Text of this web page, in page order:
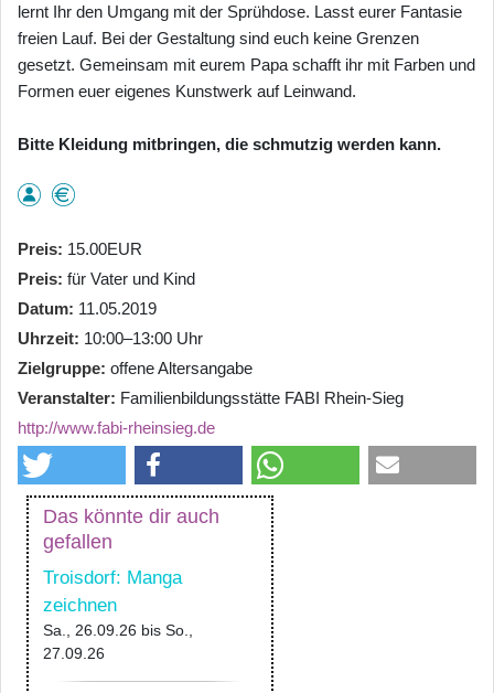
lernt Ihr den Umgang mit der Sprühdose. Lasst eurer Fantasie
freien Lauf. Bei der Gestaltung sind euch keine Grenzen
gesetzt. Gemeinsam mit eurem Papa schafft ihr mit Farben und
Formen euer eigenes Kunstwerk auf Leinwand.
Bitte Kleidung mitbringen, die schmutzig werden kann.
Preis 15.00EUR
Preis für Vater und Kind
Datum 11.05.2019
Uhrzeit 10:00–13:00 Uhr
Zielgruppe offene Altersangabe
Veranstalter Familienbildungsstätte FABI Rhein-Sieg
http://www.fabi-rheinsieg.de
Das könnte dir auch
gefallen
Troisdorf: Manga
zeichnen
Sa., 26.09.26 bis So.,
27.09.26